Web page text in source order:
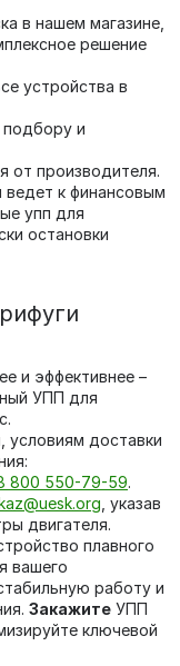
в нашем магазине,
решение
устройства в
подбору и
от производителя.
к финансовым
упп для
остановки
и эффективнее –
УПП для
условиям доставки
800 550-79-59.
, указав
двигателя.
плавного
вашего
работу и
Закажите УПП
ключевой